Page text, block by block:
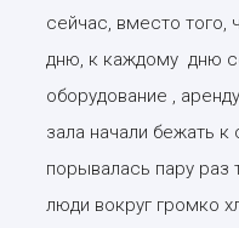
сейчас, вместо того,
дню, к каждому дню
оборудование ,
зала начали бежать
порывалась пару раз
люди вокруг громко